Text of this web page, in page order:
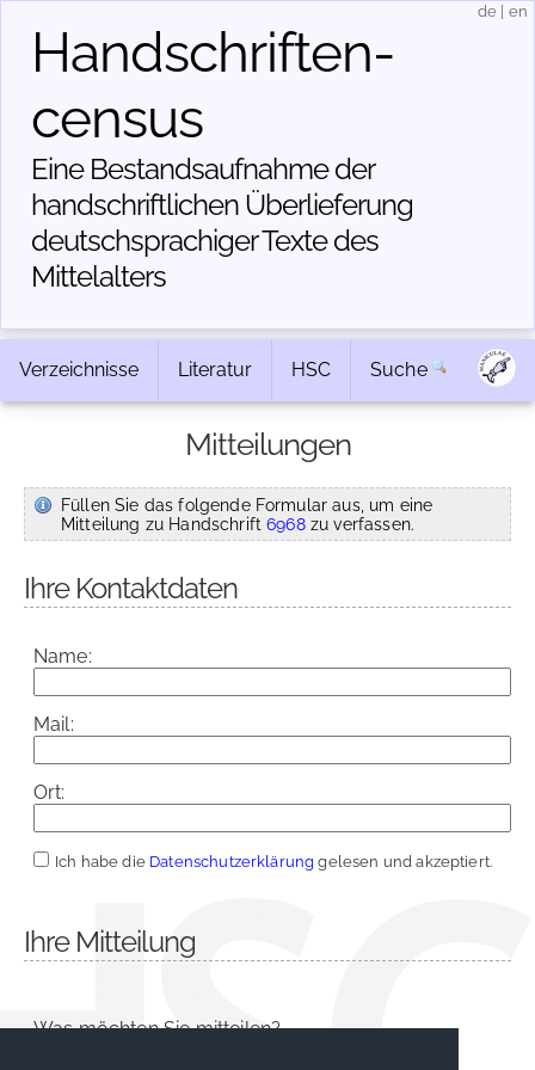
Handschriften­
census
Eine Bestandsaufnahme der
handschriftlichen Über­lieferung
deutschsprachiger Texte des
Mittelalters
de en
Verzeichnisse Literatur HSC Suche
Mitteilungen
Füllen Sie das folgende Formular aus, um eine
Mitteilung zu Handschrift6968zu verfassen.
Ihre Kontaktdaten
Name:
Mail:
Ort:
Ich habe die Datenschutzerklärung gelesen und akzeptiert.
Ihre Mitteilung
Was möchten Sie mitteilen?